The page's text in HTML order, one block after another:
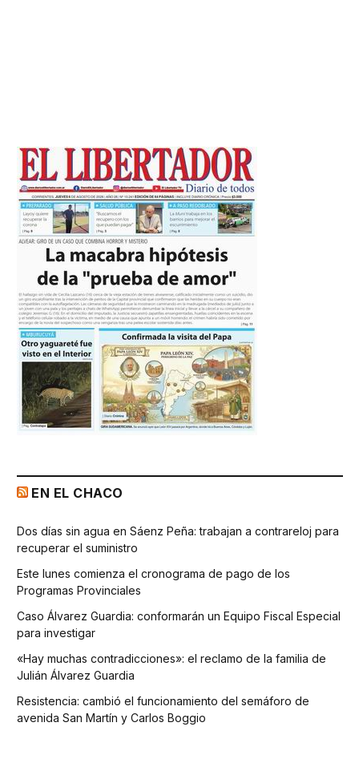
EN EL CHACO
Dos días sin agua en Sáenz Peña: trabajan a contrareloj para
recuperar el suministro
Este lunes comienza el cronograma de pago de los
Programas Provinciales
Caso Álvarez Guardia: conformarán un Equipo Fiscal Especial
para investigar
«Hay muchas contradicciones»: el reclamo de la familia de
Julián Álvarez Guardia
Resistencia: cambió el funcionamiento del semáforo de
avenida San Martín y Carlos Boggio